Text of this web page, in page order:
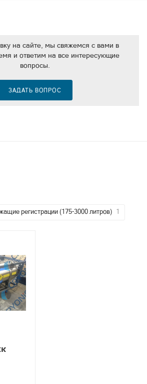
на сайте, мы свяжемся с вами в
и ответим на все интересующие
вопросы.
ЗАДАТЬ ВОПРОС
регистрации (175-3000 литров) 1